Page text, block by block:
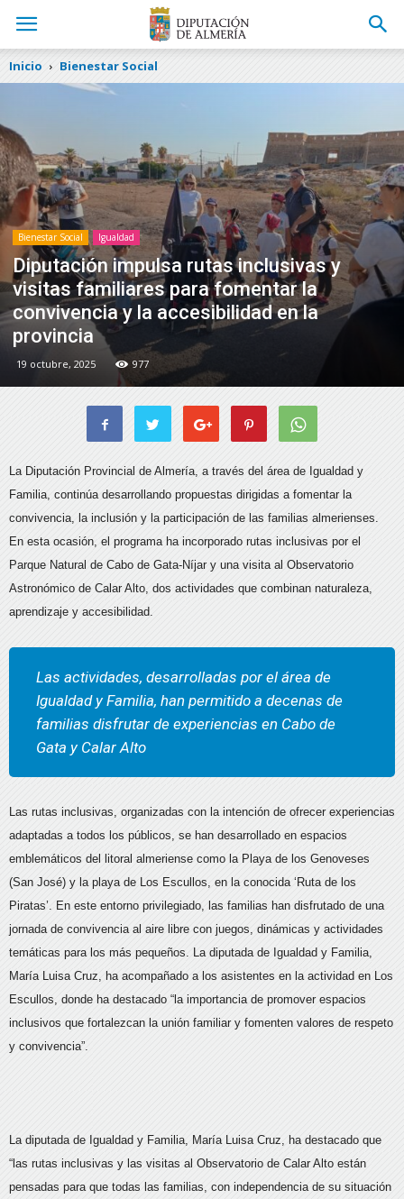
Inicio Bienestar Social
Bienestar Social Igualdad
Diputación impulsa rutas inclusivas y
visitas familiares para fomentar la
convivencia y la accesibilidad en la
provincia
19 octubre, 2025 977
La Diputación Provincial de Almería, a través del área de Igualdad y
Familia, continúa desarrollando propuestas dirigidas a fomentar la
convivencia, la inclusión y la participación de las familias almerienses.
En esta ocasión, el programa ha incorporado rutas inclusivas por el
Parque Natural de Cabo de Gata-Níjar y una visita al Observatorio
Astronómico de Calar Alto, dos actividades que combinan naturaleza,
aprendizaje y accesibilidad.
Las actividades, desarrolladas por el área de
Igualdad y Familia, han permitido a decenas de
familias disfrutar de experiencias en Cabo de
Gata y Calar Alto
Las rutas inclusivas, organizadas con la intención de ofrecer experiencias
adaptadas a todos los públicos, se han desarrollado en espacios
emblemáticos del litoral almeriense como la Playa de los Genoveses
(San José) y la playa de Los Escullos, en la conocida ‘Ruta de los
Piratas’. En este entorno privilegiado, las familias han disfrutado de una
jornada de convivencia al aire libre con juegos, dinámicas y actividades
temáticas para los más pequeños. La diputada de Igualdad y Familia,
María Luisa Cruz, ha acompañado a los asistentes en la actividad en Los
Escullos, donde ha destacado “la importancia de promover espacios
inclusivos que fortalezcan la unión familiar y fomenten valores de respeto
y convivencia”.
La diputada de Igualdad y Familia, María Luisa Cruz, ha destacado que
“las rutas inclusivas y las visitas al Observatorio de Calar Alto están
pensadas para que todas las familias, con independencia de su situación